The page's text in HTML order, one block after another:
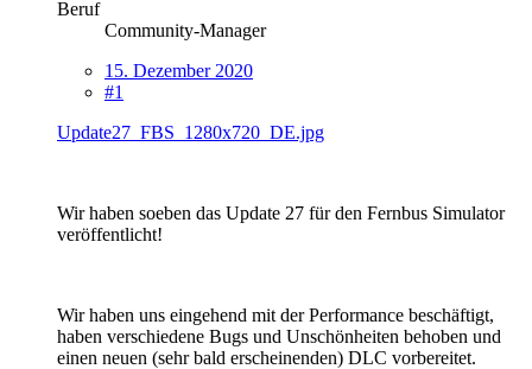
Beruf
Community-Manager
15. Dezember 2020
#1
Update27_FBS_1280x720_DE.jpg
Wir haben soeben das Update 27 für den Fernbus Simulator
veröffentlicht!
Wir haben uns eingehend mit der Performance beschäftigt,
haben verschiedene Bugs und Unschönheiten behoben und
einen neuen (sehr bald erscheinenden) DLC vorbereitet.